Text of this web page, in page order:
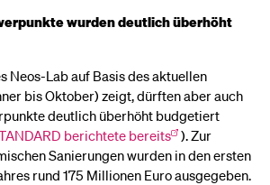
wurden deutlich überhöht
Neos-Lab auf Basis des aktuellen
bis Oktober) zeigt, dürften aber auch
deutlich überhöht budgetiert
berichtete bereits ). Zur
Sanierungen wurden in den ersten
rund 175 Millionen Euro ausgegeben.